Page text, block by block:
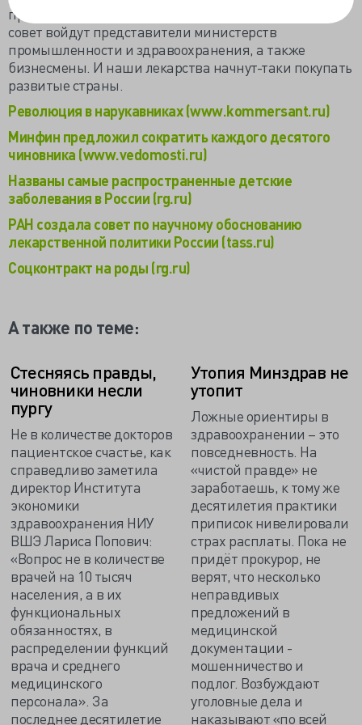
препаратов». Кроме учёных в создаваемый научный
совет войдут представители министерств
промышленности и здравоохранения, а также
бизнесмены. И наши лекарства начнут-таки покупать
развитые страны.
Революция в нарукавниках (www.kommersant.ru)
Минфин предложил сократить каждого десятого
чиновника (www.vedomosti.ru)
Названы самые распространенные детские
заболевания в России (rg.ru)
РАН создала совет по научному обоснованию
лекарственной политики России (tass.ru)
Соцконтракт на роды (rg.ru)
А также по теме:
Стесняясь правды,
чиновники несли
пургу
Не в количестве докторов
пациентское счастье, как
справедливо заметила
директор Института
экономики
здравоохранения НИУ
ВШЭ Лариса Попович:
«Вопрос не в количестве
врачей на 10 тысяч
населения, а в их
функциональных
обязанностях, в
распределении функций
врача и среднего
медицинского
персонала». За
последнее десятилетие
Утопия Минздрав не
утопит
Ложные ориентиры в
здравоохранении – это
повседневность. На
«чистой правде» не
заработаешь, к тому же
десятилетия практики
приписок нивелировали
страх расплаты. Пока не
придёт прокурор, не
верят, что несколько
неправдивых
предложений в
медицинской
документации -
мошенничество и
подлог. Возбуждают
уголовные дела и
наказывают «по всей